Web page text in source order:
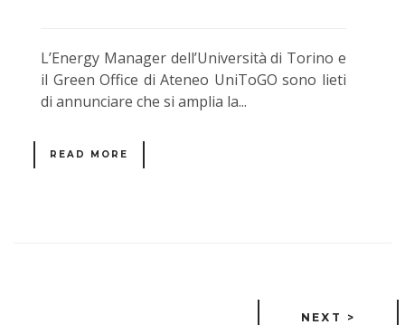
L’Energy Manager dell’Università di Torino e
il Green Office di Ateneo UniToGO sono lieti
di annunciare che si amplia la...
READ MORE
NEXT >